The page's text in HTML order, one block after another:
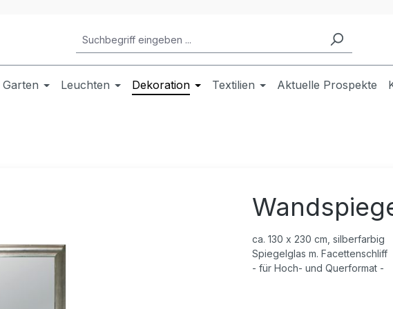
Garten Leuchten Dekoration Textilien Aktuelle Prospekte
ca. 130 x 230 cm, silberfarbig
Spiegelglas m. Facettenschliff
- für Hoch- und Querformat -